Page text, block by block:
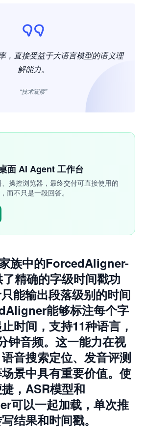
，直接受益于大语言模型的语义理
解能力。
“技术观察”
面 AI Agent 工作台
操控浏览器，最终交付可直接使用的
而不只是一段回答。
族中的ForcedAligner-
精确的字级时间戳功
能输出段落级别的时间
能够标注每个字
时间，支持11种语言，
钟音频。这一能力在视
音搜索定位、发音评测
景中具有重要价值。使
，ASR模型和
可以一起加载，单次推
结果和时间戳。